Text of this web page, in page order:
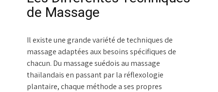
de Massage
Il existe une grande variété de techniques de
massage adaptées aux besoins spécifiques de
chacun. Du massage suédois au massage
thaïlandais en passant par la réflexologie
plantaire, chaque méthode a ses propres